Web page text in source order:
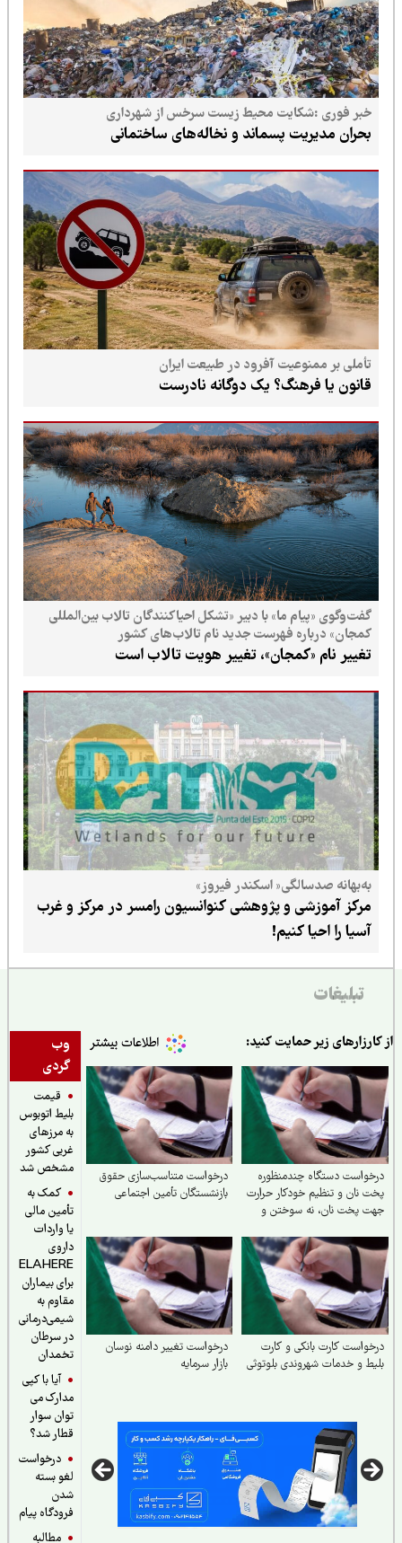
خبر فوری :شکایت محیط زیست سرخس از شهرداری
بحران مدیریت پسماند و نخاله‌های ساختمانی
تأملی بر ممنوعیت آفرود در طبیعت ایران
قانون یا فرهنگ؟ یک دوگانه نادرست
گفت‌وگوی «پیام ما» با دبیر «تشکل احیاکنندگان تالاب بین‌المللی
کمجان» درباره فهرست جدید نام تالاب‌های کشور
تغییر نام «کمجان»، تغییر هویت تالاب است
به‌بهانه صدسالگی« اسکندر فیروز»
مرکز آموزشی و پژوهشی کنوانسیون رامسر در مرکز و غرب
آسیا را احیا کنیم!
تبلیغات
وب
گردی
قیمت
بلیط اتوبوس
به مرزهای
غربی کشور
مشخص شد
کمک به
تأمین مالی
یا واردات
داروی
ELAHERE
برای بیماران
مقاوم به
شیمی‌درمانی
در سرطان
تخمدان
آیا با کپی
مدارک می
توان سوار
قطار شد؟
درخواست
لغو بسته
فرودگاه پیام
مطالبه
زیر حمایت کنید:
دستگاه چندمنظوره
نان و تنظیم خودکار حرارت
پخت نان، نه سوختن و
درخواست متناسب‌سازی حقوق
بازنشستگان تأمین اجتماعی
کارت بانکی و کارت
و خدمات شهروندی بلوتوثی
درخواست تغییر دامنه نوسان
بازار سرمایه